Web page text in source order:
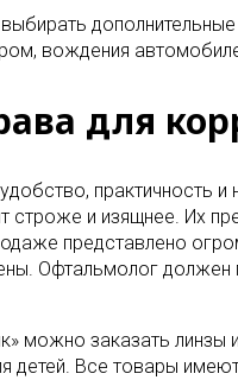
вождения
для
практичность
строже и изящнее. Их
представлено
Офтальмолог
можно заказать
детей. Все товары